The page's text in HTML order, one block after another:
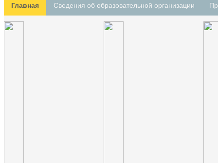
Главная Сведения об образовательной организации